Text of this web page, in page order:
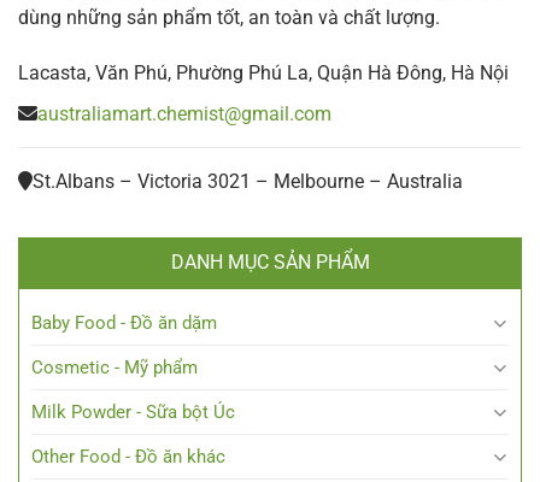
dùng những sản phẩm tốt, an toàn và chất lượng.
Lacasta, Văn Phú, Phường Phú La, Quận Hà Đông, Hà Nội
australiamart.chemist@gmail.com
St.Albans – Victoria 3021 – Melbourne – Australia
DANH MỤC SẢN PHẨM
Baby Food - Đồ ăn dặm
Cosmetic - Mỹ phẩm
Milk Powder - Sữa bột Úc
Other Food - Đồ ăn khác